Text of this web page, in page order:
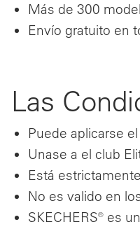
Más de 300
Envío gratuito en
Las
Puede aplicarse
Unase a el club
Está
No es valido en
SKECHERS® es